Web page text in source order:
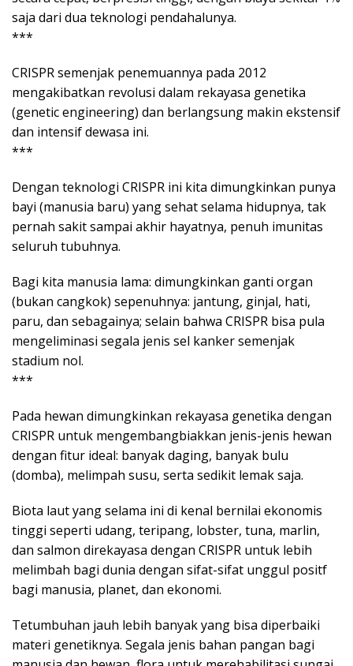
saja dari dua teknologi pendahalunya.
***
CRISPR semenjak penemuannya pada 2012
mengakibatkan revolusi dalam rekayasa genetika
(genetic engineering) dan berlangsung makin ekstensif
dan intensif dewasa ini.
***
Dengan teknologi CRISPR ini kita dimungkinkan punya
bayi (manusia baru) yang sehat selama hidupnya, tak
pernah sakit sampai akhir hayatnya, penuh imunitas
seluruh tubuhnya.
Bagi kita manusia lama: dimungkinkan ganti organ
(bukan cangkok) sepenuhnya: jantung, ginjal, hati,
paru, dan sebagainya; selain bahwa CRISPR bisa pula
mengeliminasi segala jenis sel kanker semenjak
stadium nol.
***
Pada hewan dimungkinkan rekayasa genetika dengan
CRISPR untuk mengembangbiakkan jenis-jenis hewan
dengan fitur ideal: banyak daging, banyak bulu
(domba), melimpah susu, serta sedikit lemak saja.
Biota laut yang selama ini di kenal bernilai ekonomis
tinggi seperti udang, teripang, lobster, tuna, marlin,
dan salmon direkayasa dengan CRISPR untuk lebih
melimbah bagi dunia dengan sifat-sifat unggul positf
bagi manusia, planet, dan ekonomi.
Tetumbuhan jauh lebih banyak yang bisa diperbaiki
materi genetiknya. Segala jenis bahan pangan bagi